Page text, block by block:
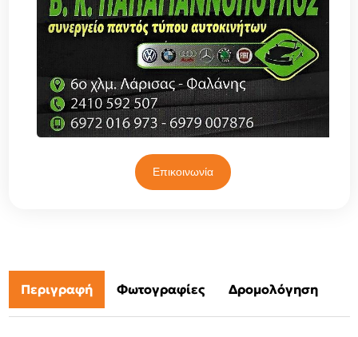
Επικοινωνία
Περιγραφή Φωτογραφίες Δρομολόγηση